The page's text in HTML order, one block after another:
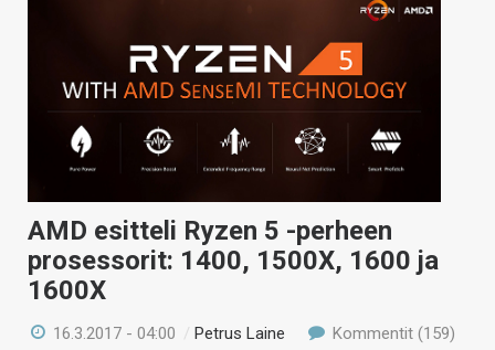
AMD esitteli Ryzen 5 -perheen
prosessorit: 1400, 1500X, 1600 ja
1600X
16.3.2017 - 04:00 /Petrus Laine Kommentit (159)